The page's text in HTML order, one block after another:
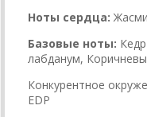
Ноты сердца:
Базовые ноты:
лабданум,
Конкурентное
EDP